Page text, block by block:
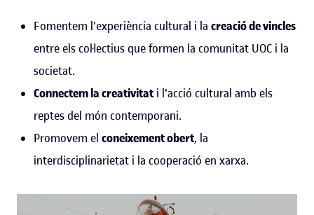
Fomentem l'experiència cultural i la creació de vincles
entre els col·lectius que formen la comunitat UOC i la
societat.
Connectem la creativitat i l'acció cultural amb els
reptes del món contemporani.
Promovem el coneixement obert, la
interdisciplinarietat i la cooperació en xarxa.